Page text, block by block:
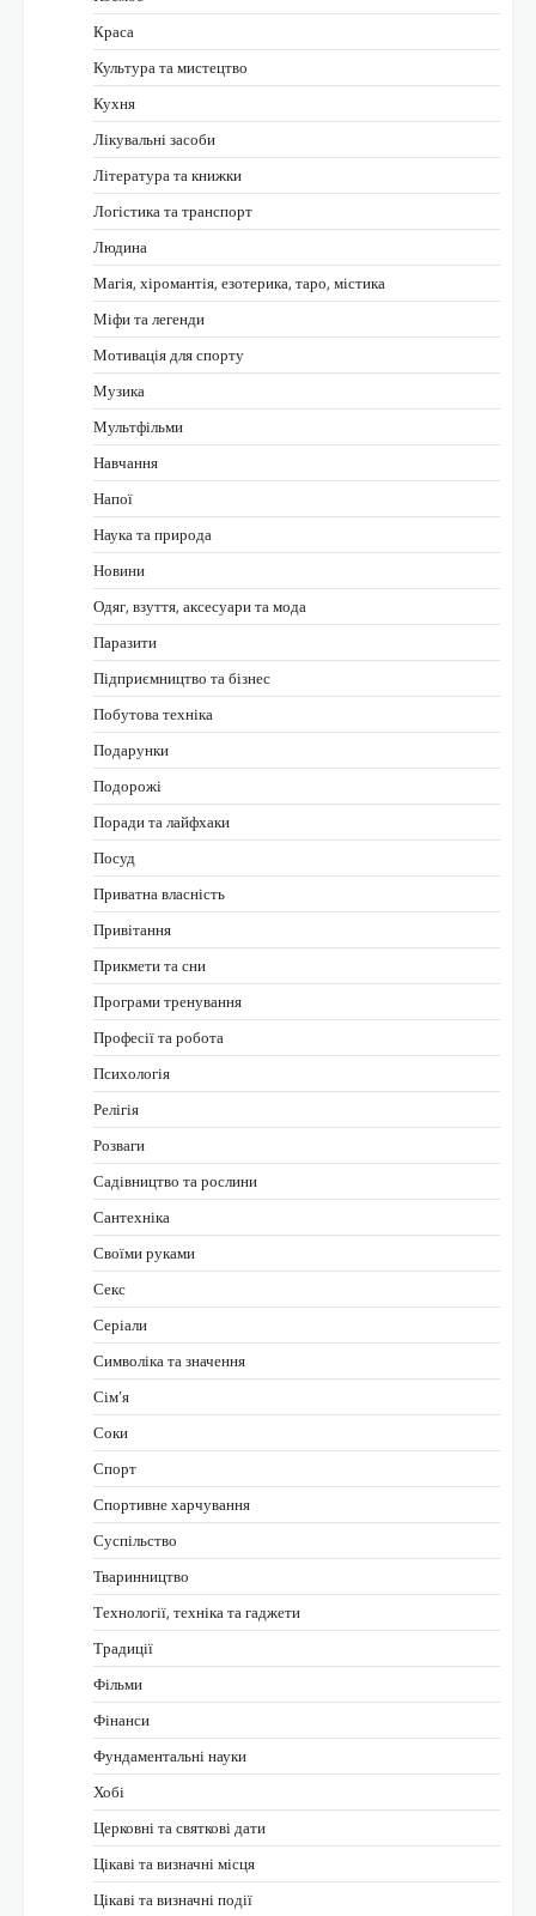
Краса
Культура та мистецтво
Кухня
Лікувальні засоби
Література та книжки
Логістика та транспорт
Людина
Магія, хіромантія, езотерика, таро, містика
Міфи та легенди
Мотивація для спорту
Музика
Мультфільми
Навчання
Напої
Наука та природа
Новини
Одяг, взуття, аксесуари та мода
Паразити
Підприємництво та бізнес
Побутова техніка
Подарунки
Подорожі
Поради та лайфхаки
Посуд
Приватна власність
Привітання
Прикмети та сни
Програми тренування
Професії та робота
Психологія
Релігія
Розваги
Садівництво та рослини
Сантехніка
Своїми руками
Секс
Серіали
Символіка та значення
Сім’я
Соки
Спорт
Спортивне харчування
Суспільство
Тваринництво
Технології, техніка та гаджети
Традиції
Фільми
Фінанси
Фундаментальні науки
Хобі
Церковні та святкові дати
Цікаві та визначні місця
Цікаві та визначні події